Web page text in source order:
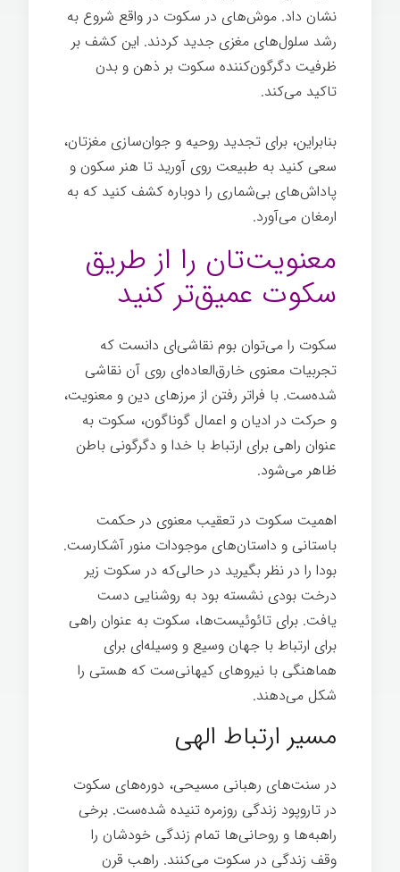
نشان داد. موش‌های در سکوت در واقع شروع به
رشد سلول‌های مغزی جدید کردند. این کشف بر
ظرفیت دگرگون‌کننده سکوت بر ذهن و بدن
تاکید می‌کند.
بنابراین، برای تجدید روحیه و جوان‌سازی مغزتان،
سعی کنید به طبیعت روی آورید تا هنر سکون و
پاداش‌های بی‌شماری را دوباره کشف کنید که به
ارمغان می‌آورد.
معنویت‌تان را از طریق
سکوت عمیق‌تر کنید
سکوت را می‌توان بوم نقاشی‌ای دانست که
تجربیات معنوی خارق‌العاده‌ای روی آن نقاشی
شده‌ست. با فراتر رفتن از مرزهای دین و معنویت،
و حرکت در ادیان و اعمال گوناگون، سکوت به
عنوان راهی برای ارتباط با خدا و دگرگونی باطن
ظاهر می‌شود.
اهمیت سکوت در تعقیب معنوی در حکمت
باستانی و داستان‌های موجودات منور آشکارست.
بودا را در نظر بگیرید در حالی‌که در سکوت زیر
درخت بودی نشسته بود به روشنایی دست
یافت. برای تائوئیست‌ها، سکوت به عنوان راهی
برای ارتباط با جهان وسیع و وسیله‌ای برای
هماهنگی با نیروهای کیهانی‌ست که هستی را
شکل می‌دهند.
مسیر ارتباط الهی
در سنت‌های رهبانی مسیحی، دوره‌های سکوت
در تاروپود زندگی روزمره تنیده شده‌ست. برخی
راهبه‌ها و روحانی‌ها تمام زندگی خودشان را
وقف زندگی در سکوت می‌کنند. راهب قرن